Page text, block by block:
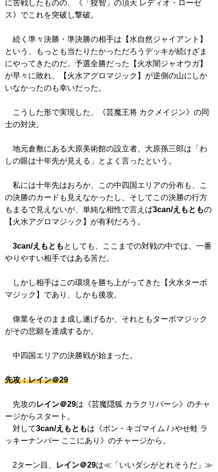
に苦戦したものの、
《「狡智」の頂天 レディオ・ローゼ
ス》 でこれを突破し撃破。
続く準々決勝・準決勝の相手は【水自然ジャイアント】
という、もっとも当たりたかっただろうデッキが続けざま
にやってきたのだ。予選全勝だった【火水闇ジャオウガ】
が早々に敗れ、【火水アグロマジック】が逆側の山にしか
いなかったのも幸いだった。
こうした形で実現した、 《芸魔王将 カクメイジン》 の同
士の対決。
地元倉敷にある大原美術館の設立者、大原孫三郎は「わ
しの眼は十年先が見える」とよく言ったという。
私には十年先はおろか、この中四国エリアの分布も、こ
の決勝のカードも見えなかったし、そしてこの決勝の行方
もまるで見えないが、単純な相性で言えば3can/えもともの
【火水アグロマジック】が有利だろう。
3can/えもとも としても、ここまでの対戦の中では、一番
やりやすい相手ではある筈だ。
しかし相手はこの環境を勝ち上がってきた【火水ターボ
マジック】であり、しかも後攻。
偉業をそのまま成し遂げるか、それともターボマジック
がその悲願を達成するか。
中四国エリアの決勝戦が始まった。
先攻：レイン＠29
先攻のレイン＠29は 《芸魔隠狐 カラクリバーシ》 のチャ
ージからスタート。
対して3can/えもともは 《ボン・キゴマイム / ♪やせ蛙 ラ
ッキーナンバー ここにあり》 のチャージから。
2ターン目、 レイン＠29は≪「いいダシがとれそうだ」≫